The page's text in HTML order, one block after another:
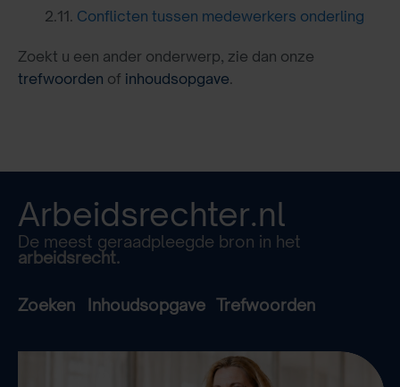
2.11. Conflicten tussen medewerkers onderling
Zoekt u een ander onderwerp, zie dan onze
trefwoorden of inhoudsopgave.
Arbeidsrechter.nl
De meest geraadpleegde bron in het
arbeidsrecht.
Zoeken Inhoudsopgave Trefwoorden